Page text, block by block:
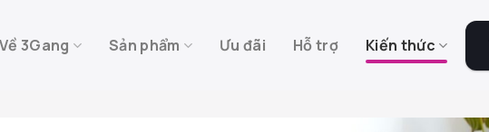
Về 3Gang Sản phẩm Ưu đãi Hỗ trợ Kiến thức